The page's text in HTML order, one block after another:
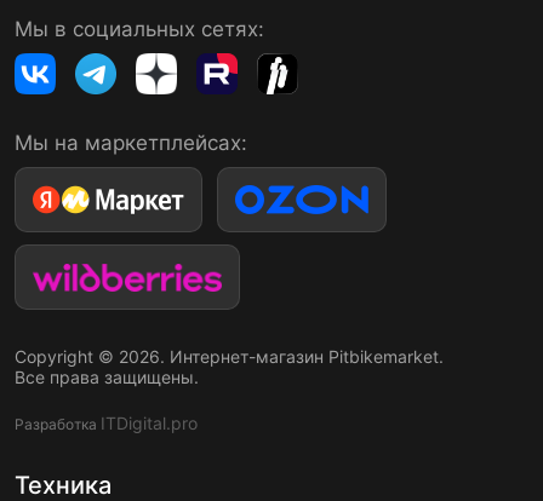
Мы в социальных сетях:
Мы на маркетплейсах:
Copyright © 2026. Интернет-магазин Pitbikemarket.
Все права защищены.
Разработка ITDigital.pro
Техника